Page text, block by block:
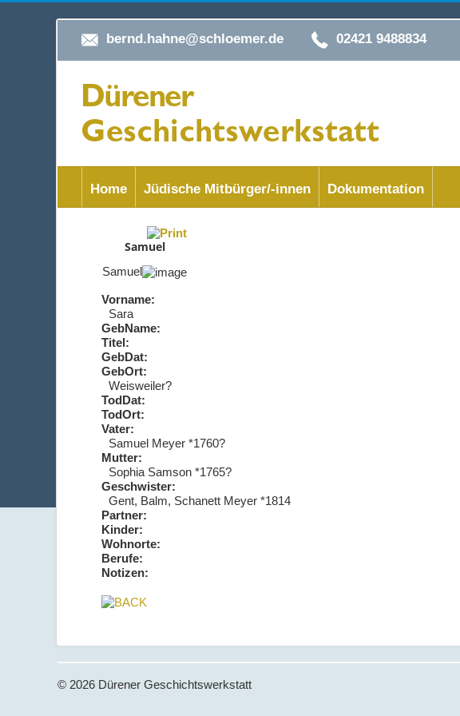
bernd.hahne@schloemer.de 02421 9488834
Home Jüdische Mitbürger/-innen Dokumentation
Samuel
Samuel
Vorname:
Sara
GebName:
Titel:
GebDat:
GebOrt:
Weisweiler?
TodDat:
TodOrt:
Vater:
Samuel Meyer *1760?
Mutter:
Sophia Samson *1765?
Geschwister:
Gent, Balm, Schanett Meyer *1814
Partner:
Kinder:
Wohnorte:
Berufe:
Notizen:
© 2026 Dürener Geschichtswerkstatt